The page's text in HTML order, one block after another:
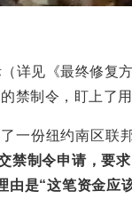
详见《最终修复
禁制令，盯上了
一份纽约南区联
禁制令申请，要
是“这笔资金应